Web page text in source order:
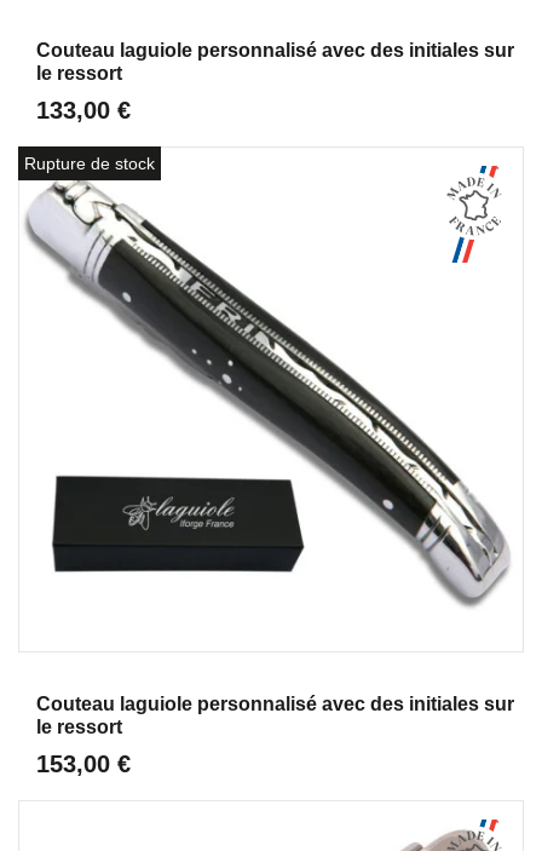
Couteau laguiole personnalisé avec des initiales sur
le ressort
133,00 €
Rupture de stock
Couteau laguiole personnalisé avec des initiales sur
le ressort
153,00 €